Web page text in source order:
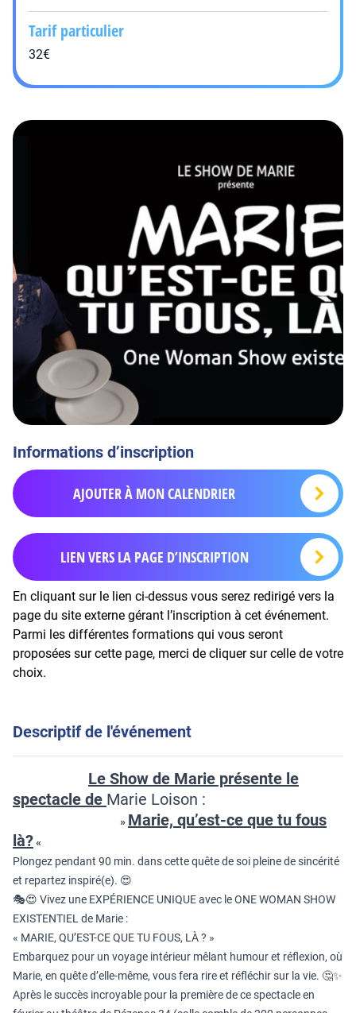
Tarif particulier
32€
Informations d’inscription
AJOUTER À MON CALENDRIER
LIEN VERS LA PAGE D’INSCRIPTION
En cliquant sur le lien ci-dessus vous serez redirigé vers la
page du site externe gérant l’inscription à cet événement.
Parmi les différentes formations qui vous seront
proposées sur cette page, merci de cliquer sur celle de votre
choix.
Descriptif de l'événement
Le Show de Marie présente le
spectacle de Marie Loison :
» Marie, qu’est-ce que tu fous
là?«
Plongez pendant 90 min. dans cette quête de soi pleine de sincérité
et repartez inspiré(e). 😍
🎭😍 Vivez une EXPÉRIENCE UNIQUE avec le ONE WOMAN SHOW
EXISTENTIEL de Marie :
« MARIE, QU’EST-CE QUE TU FOUS, LÀ ? »
Embarquez pour un voyage intérieur mêlant humour et réflexion, où
Marie, en quête d’elle-même, vous fera rire et réfléchir sur la vie. 🤔✨
Après le succès incroyable pour la première de ce spectacle en